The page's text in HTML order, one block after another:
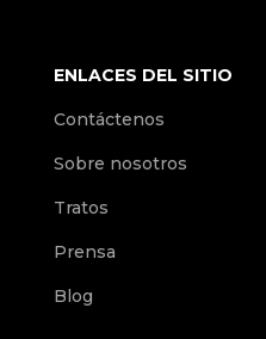
ENLACES DEL SITIO
Contáctenos
Sobre nosotros
Tratos
Prensa
Blog